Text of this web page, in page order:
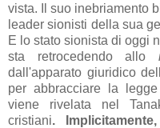
vista. Il suo inebriamento
leader sionisti della sua
E lo stato sionista di oggi
sta retrocedendo allo
dall'apparato giuridico
per abbracciare la
viene rivelata nel
cristiani.